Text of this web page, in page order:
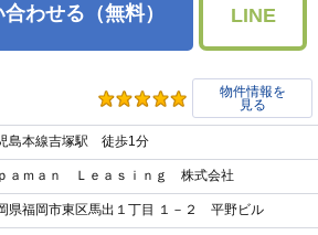
わせる（無料） LINE
物件情報を
見る
島本線吉塚駅 徒歩1分
ａｍａｎ Ｌｅａｓｉｎｇ 株式会社
県福岡市東区馬出１丁目 １－２ 平野ビル